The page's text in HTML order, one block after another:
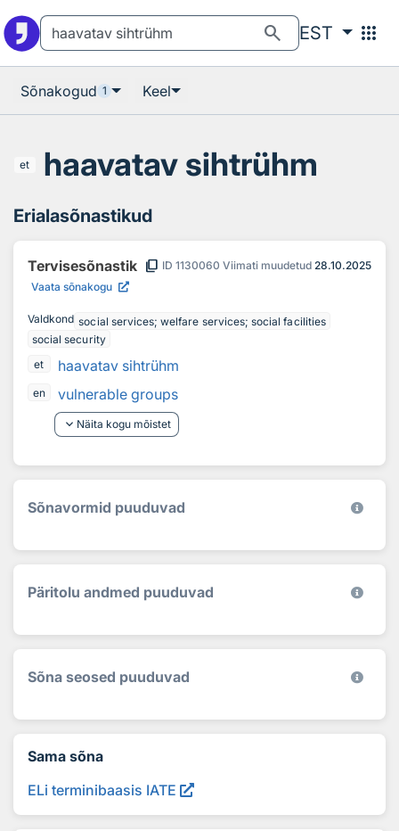
search EST apps
Sõnakogud 1 Keel
et haavatav sihtrühm
Erialasõnastikud
Tervisesõnastik content_copy ID 1130060 Viimati muudetud 28.10.2025
Vaata sõnakogu
Valdkond social services; welfare services; social facilities
social security
et
haavatav sihtrühm
en
vulnerable groups
keyboard_arrow_down Näita kogu mõistet
Sõnavormid puuduvad
Päritolu andmed puuduvad
Sõna seosed puuduvad
Sama sõna
ELi terminibaasis IATE